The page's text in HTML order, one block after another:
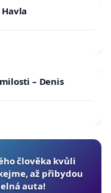
– Denis
člověka kvůli
až přibydou
auta!